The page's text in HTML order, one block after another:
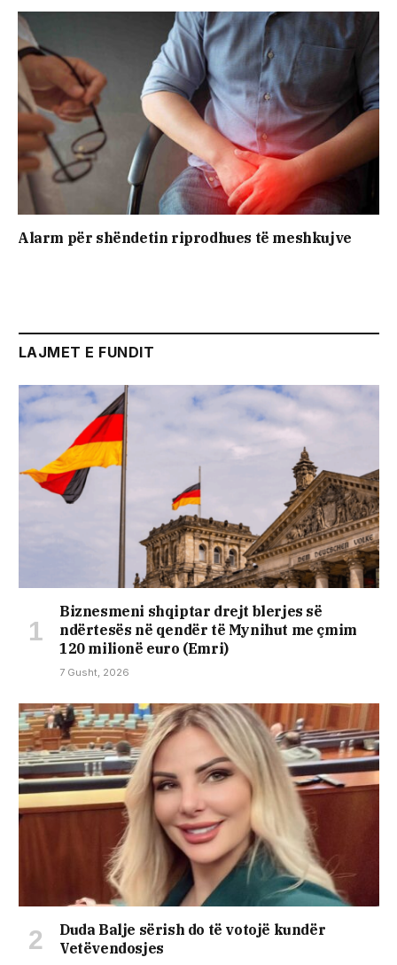
Alarm për shëndetin riprodhues të meshkujve
LAJMET E FUNDIT
Biznesmeni shqiptar drejt blerjes së
ndërtesës në qendër të Mynihut me çmim
120 milionë euro (Emri)
7 Gusht, 2026
Duda Balje sërish do të votojë kundër
Vetëvendosjes